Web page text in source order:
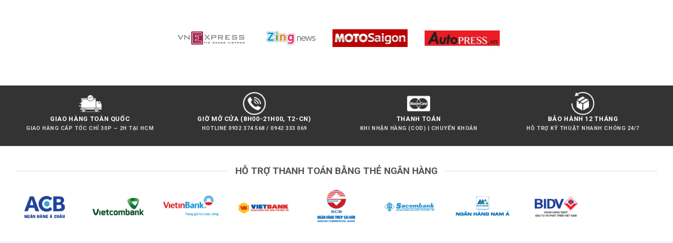
GIAO HÀNG TOÀN QUỐC
GIAO HÀNG CẤP TỐC CHỈ 30P – 2H TẠI HCM
GIỜ MỞ CỬA (8H00-21H00, T2-CN)
HOTLINE 0932 374 568 / 0942 333 069
THANH TOÁN
KHI NHẬN HÀNG (COD) | CHUYỂN KHOẢN
BẢO HÀNH 12 THÁNG
HỖ TRỢ KỸ THUẬT NHANH CHÓNG 24/7
HỖ TRỢ THANH TOÁN BẰNG THẺ NGÂN HÀNG